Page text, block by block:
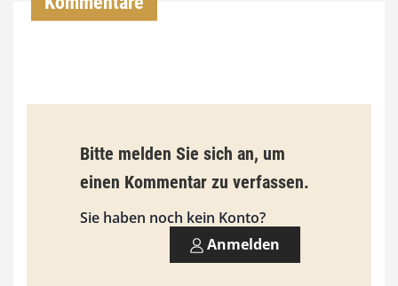
9
3
0
0
Bitte melden Sie sich an, um
einen Kommentar zu verfassen.
Sie haben noch kein Konto?
Anmelden